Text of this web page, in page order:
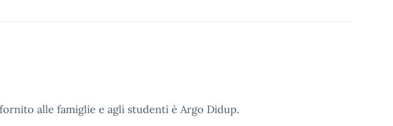
alle famiglie e agli studenti è Argo Didup.